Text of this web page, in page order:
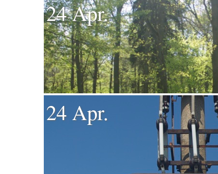
24 Apr.
24 Apr.